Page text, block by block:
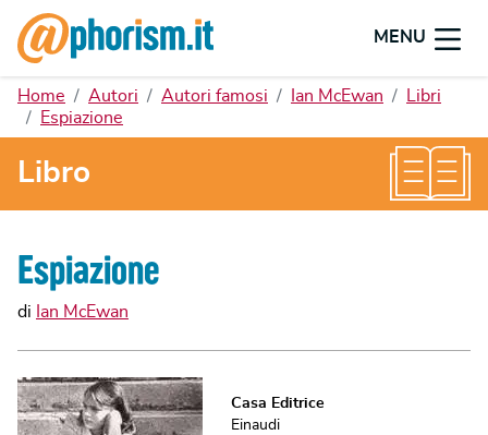
MENU
Home Autori Autori famosi Ian McEwan
Libri
Espiazione
Libro
Espiazione
di Ian McEwan
Casa Editrice
Einaudi